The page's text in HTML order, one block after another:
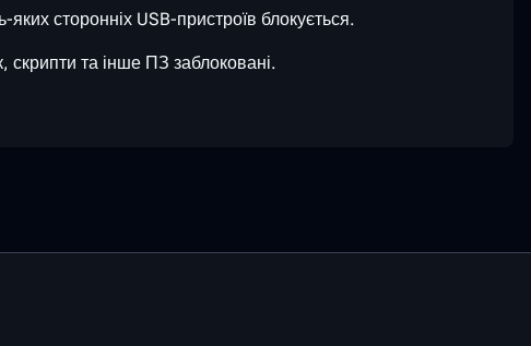
сторонніх USB-пристроїв блокується.
та інше ПЗ заблоковані.